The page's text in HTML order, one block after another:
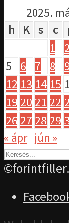
2025.
h
K s c
1
2
5
6 7 8 9
12 13 14 15
19 20 21 22
26 27 28 29
« ápr jún »